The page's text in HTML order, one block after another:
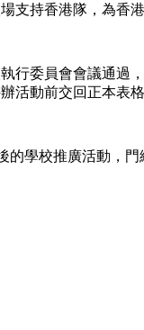
支持香港隊，為香
行委員會會議通過
活動前交回正本表格
的學校推廣活動，